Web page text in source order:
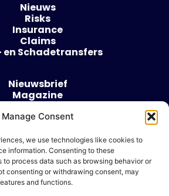
Manage Consent
we use technologies like cookies to
information. Consenting to these
process data such as browsing behavior or
consenting or withdrawing consent, may
and functions.
Nieuws
Risks
Insurance
Claims
en Schadetransfers
Nieuwsbrief
Magazine
Over
voorwaarden
Cookie beleid